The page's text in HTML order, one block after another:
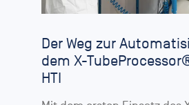
Der Weg zur
dem X-
HTI